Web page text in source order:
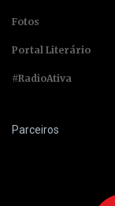
Fotos
Portal Literário
#RadioAtiva
Parceiros